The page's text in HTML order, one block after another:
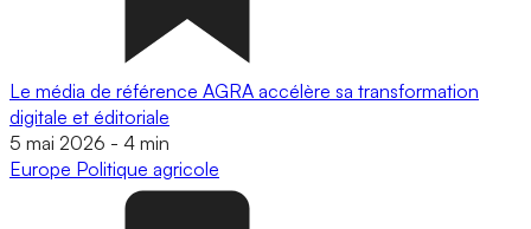
Le média de référence AGRA accélère sa transformation
digitale et éditoriale
5 mai 2026 - 4 min
Europe Politique agricole